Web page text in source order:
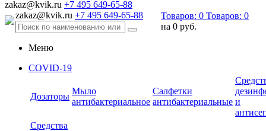
zakaz@kvik.ru +7 495 649-65-88
zakaz@kvik.ru +7 495 649-65-88 Товаров: 0 Товаров: 0
на 0 руб.
Меню
COVID-19
Дозаторы
Мыло
антибактериальное
Салфетки
антибактериальные и
Средства